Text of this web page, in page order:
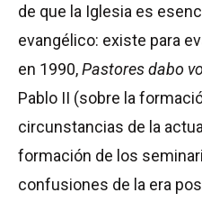
de que la Iglesia es
evangélico: existe para
en 1990,Pastores dabo
Pablo II (sobre la
circunstancias de la
formación de los
confusiones de la era